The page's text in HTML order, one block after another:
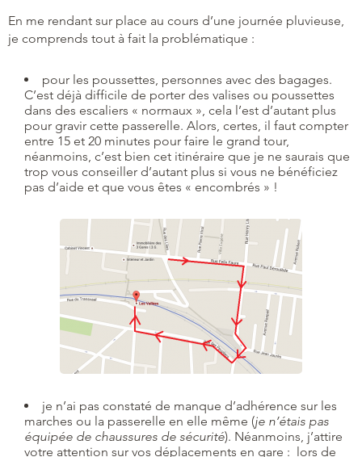
En me rendant sur place au cours d’une journée pluvieuse,
je comprends tout à fait la problématique :
pour les poussettes, personnes avec des bagages.
C’est déjà difficile de porter des valises ou poussettes
dans des escaliers « normaux », cela l’est d’autant plus
pour gravir cette passerelle. Alors, certes, il faut compter
entre 15 et 20 minutes pour faire le grand tour,
néanmoins, c’est bien cet itinéraire que je ne saurais que
trop vous conseiller d’autant plus si vous ne bénéficiez
pas d’aide et que vous êtes « encombrés » !
je n’ai pas constaté de manque d’adhérence sur les
marches ou la passerelle en elle même (je n’étais pas
équipée de chaussures de sécurité). Néanmoins, j’attire
votre attention sur vos déplacements en gare : lors de